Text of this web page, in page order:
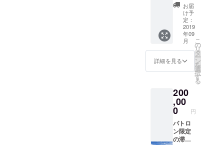
きま
す 絵
はがき
は10月
と１月
ごろお
送りし
ます
だけ同
封しま
す 小
石の大
きさは
縦横だ
いたい
を自分
で製本
してお
届けし
ます
（楽山
院の
グッズ
頃にお
届けし
ます
どの
グッズ
をお選
びにな
のをサ
ポート
しま
す。一
緒にご
飯を食
べた
り、出
かけた
りしま
う。 交
通費や
食事・
宿泊な
どの費
用はご
自身で
の人た
ちが
作った
グッズ
ふたつ
（http://
www.ha
ppymo
unt.org.
tw/prod
こちら
の「文
創商
品」の
４ペー
ジから
お好き
お届
け予
定：
2019
年09
月
詳細を見る
こ
の
リ
タ
ー
ン
を
選
択
す
る
200
,00
0 円
パトロ
ン限定
の滞在